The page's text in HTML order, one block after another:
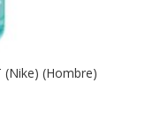
(Nike) (Hombre)